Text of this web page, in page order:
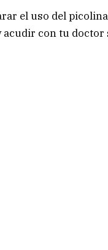
el uso del
acudir con tu doctor